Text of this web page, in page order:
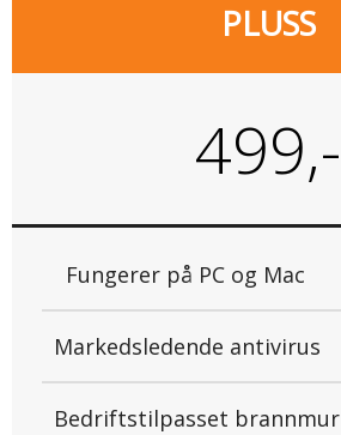
PLUSS
499,-
Fungerer på PC og Mac
Markedsledende antivirus
Bedriftstilpasset brannmur